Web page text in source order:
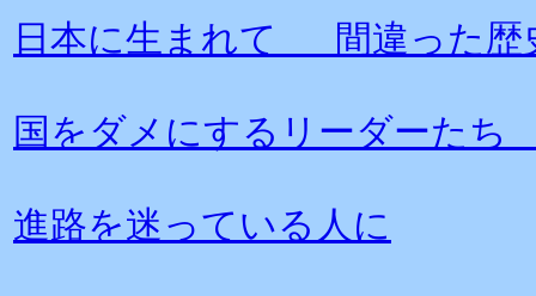
日本に生まれて 間違った歴
国をダメにするリーダーた
進路を迷っている人に